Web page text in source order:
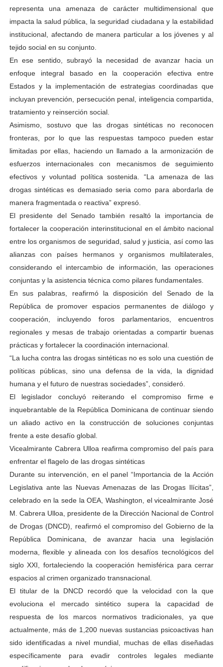
representa una amenaza de carácter multidimensional que
impacta la salud pública, la seguridad ciudadana y la estabilidad
institucional, afectando de manera particular a los jóvenes y al
tejido social en su conjunto.
En ese sentido, subrayó la necesidad de avanzar hacia un
enfoque integral basado en la cooperación efectiva entre
Estados y la implementación de estrategias coordinadas que
incluyan prevención, persecución penal, inteligencia compartida,
tratamiento y reinserción social.
Asimismo, sostuvo que las drogas sintéticas no reconocen
fronteras, por lo que las respuestas tampoco pueden estar
limitadas por ellas, haciendo un llamado a la armonización de
esfuerzos internacionales con mecanismos de seguimiento
efectivos y voluntad política sostenida. “La amenaza de las
drogas sintéticas es demasiado seria como para abordarla de
manera fragmentada o reactiva” expresó.
El presidente del Senado también resaltó la importancia de
fortalecer la cooperación interinstitucional en el ámbito nacional
entre los organismos de seguridad, salud y justicia, así como las
alianzas con países hermanos y organismos multilaterales,
considerando el intercambio de información, las operaciones
conjuntas y la asistencia técnica como pilares fundamentales.
En sus palabras, reafirmó la disposición del Senado de la
República de promover espacios permanentes de diálogo y
cooperación, incluyendo foros parlamentarios, encuentros
regionales y mesas de trabajo orientadas a compartir buenas
prácticas y fortalecer la coordinación internacional.
“La lucha contra las drogas sintéticas no es solo una cuestión de
políticas públicas, sino una defensa de la vida, la dignidad
humana y el futuro de nuestras sociedades”, consideró.
El legislador concluyó reiterando el compromiso firme e
inquebrantable de la República Dominicana de continuar siendo
un aliado activo en la construcción de soluciones conjuntas
frente a este desafío global.
Vicealmirante Cabrera Ulloa reafirma compromiso del país para
enfrentar el flagelo de las drogas sintéticas
Durante su intervención, en el panel “Importancia de la Acción
Legislativa ante las Nuevas Amenazas de las Drogas Ilícitas”,
celebrado en la sede la OEA, Washington, el vicealmirante José
M. Cabrera Ulloa, presidente de la Dirección Nacional de Control
de Drogas (DNCD), reafirmó el compromiso del Gobierno de la
República Dominicana, de avanzar hacia una legislación
moderna, flexible y alineada con los desafíos tecnológicos del
siglo XXI, fortaleciendo la cooperación hemisférica para cerrar
espacios al crimen organizado transnacional.
El titular de la DNCD recordó que la velocidad con la que
evoluciona el mercado sintético supera la capacidad de
respuesta de los marcos normativos tradicionales, ya que
actualmente, más de 1,200 nuevas sustancias psicoactivas han
sido identificadas a nivel mundial, muchas de ellas diseñadas
específicamente para evadir controles legales mediante